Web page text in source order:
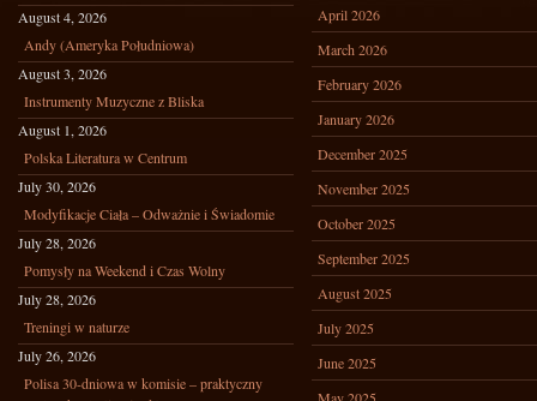
August 4, 2026
Andy (Ameryka Południowa)
August 3, 2026
Instrumenty Muzyczne z Bliska
August 1, 2026
Polska Literatura w Centrum
July 30, 2026
Modyfikacje Ciała – Odważnie i Świadomie
July 28, 2026
Pomysły na Weekend i Czas Wolny
July 28, 2026
Treningi w naturze
July 26, 2026
Polisa 30-dniowa w komisie – praktyczny
April 2026
March 2026
February 2026
January 2026
December 2025
November 2025
October 2025
September 2025
August 2025
July 2025
June 2025